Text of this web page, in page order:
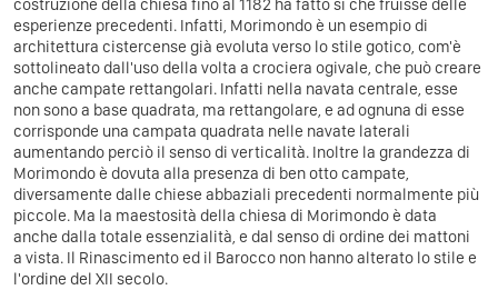
costruzione della chiesa fino al 1182 ha fatto sì che fruisse delle
esperienze precedenti. Infatti, Morimondo è un esempio di
architettura cistercense già evoluta verso lo stile gotico, com'è
sottolineato dall'uso della volta a crociera ogivale, che può creare
anche campate rettangolari. Infatti nella navata centrale, esse
non sono a base quadrata, ma rettangolare, e ad ognuna di esse
corrisponde una campata quadrata nelle navate laterali
aumentando perciò il senso di verticalità. Inoltre la grandezza di
Morimondo è dovuta alla presenza di ben otto campate,
diversamente dalle chiese abbaziali precedenti normalmente più
piccole. Ma la maestosità della chiesa di Morimondo è data
anche dalla totale essenzialità, e dal senso di ordine dei mattoni
a vista. Il Rinascimento ed il Barocco non hanno alterato lo stile e
l'ordine del XII secolo.